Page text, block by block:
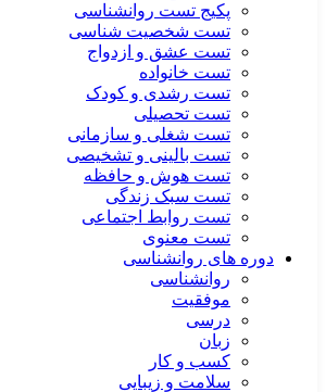
پکیج تست روانشناسی
تست شخصیت شناسی
تست عشق و ازدواج
تست خانواده
تست رشدی و کودک
تست تحصیلی
تست شغلی و سازمانی
تست بالینی و تشخیصی
تست هوش و حافظه
تست سبک زندگی
تست روابط اجتماعی
تست معنوی
دوره های روانشناسی
روانشناسی
موفقیت
درسی
زبان
کسب و کار
سلامت و زیبایی